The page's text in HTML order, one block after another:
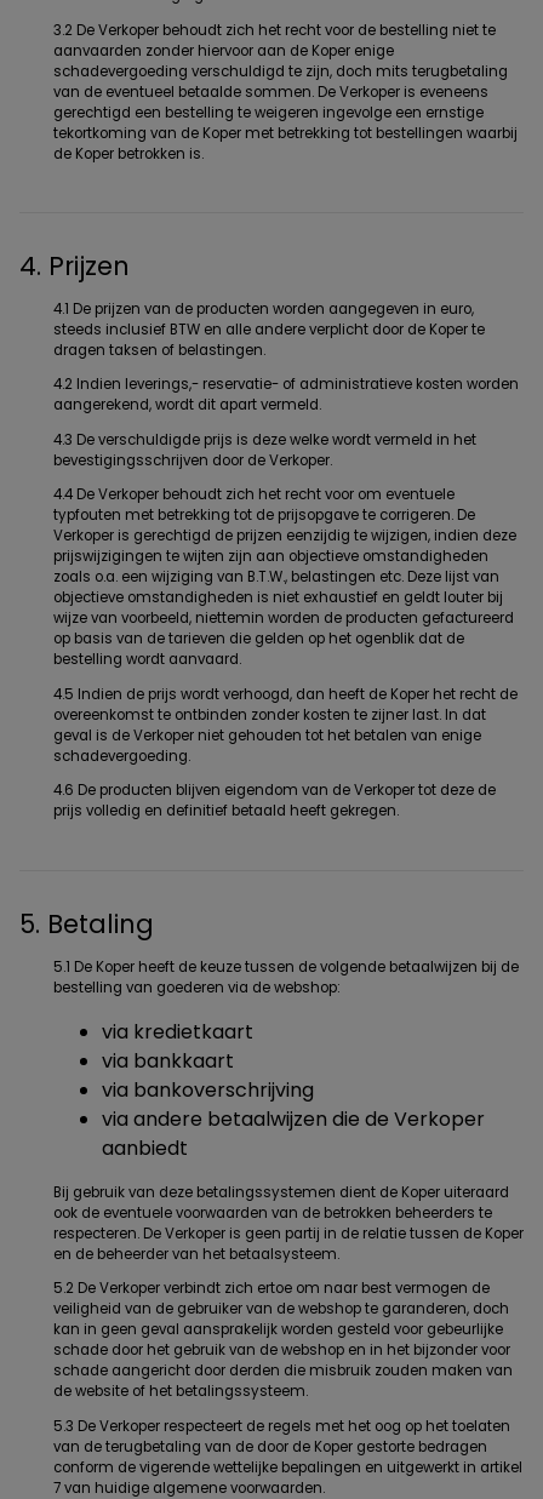
3.2 De Verkoper behoudt zich het recht voor de bestelling niet te
aanvaarden zonder hiervoor aan de Koper enige
schadevergoeding verschuldigd te zijn, doch mits terugbetaling
van de eventueel betaalde sommen. De Verkoper is eveneens
gerechtigd een bestelling te weigeren ingevolge een ernstige
tekortkoming van de Koper met betrekking tot bestellingen waarbij
de Koper betrokken is.
4. Prijzen
4.1 De prijzen van de producten worden aangegeven in euro,
steeds inclusief BTW en alle andere verplicht door de Koper te
dragen taksen of belastingen.
4.2 Indien leverings,- reservatie- of administratieve kosten worden
aangerekend, wordt dit apart vermeld.
4.3 De verschuldigde prijs is deze welke wordt vermeld in het
bevestigingsschrijven door de Verkoper.
4.4 De Verkoper behoudt zich het recht voor om eventuele
typfouten met betrekking tot de prijsopgave te corrigeren. De
Verkoper is gerechtigd de prijzen eenzijdig te wijzigen, indien deze
prijswijzigingen te wijten zijn aan objectieve omstandigheden
zoals o.a. een wijziging van B.T.W., belastingen etc. Deze lijst van
objectieve omstandigheden is niet exhaustief en geldt louter bij
wijze van voorbeeld, niettemin worden de producten gefactureerd
op basis van de tarieven die gelden op het ogenblik dat de
bestelling wordt aanvaard.
4.5 Indien de prijs wordt verhoogd, dan heeft de Koper het recht de
overeenkomst te ontbinden zonder kosten te zijner last. In dat
geval is de Verkoper niet gehouden tot het betalen van enige
schadevergoeding.
4.6 De producten blijven eigendom van de Verkoper tot deze de
prijs volledig en definitief betaald heeft gekregen.
5. Betaling
5.1 De Koper heeft de keuze tussen de volgende betaalwijzen bij de
bestelling van goederen via de webshop:
via kredietkaart
via bankkaart
via bankoverschrijving
via andere betaalwijzen die de Verkoper
aanbiedt
Bij gebruik van deze betalingssystemen dient de Koper uiteraard
ook de eventuele voorwaarden van de betrokken beheerders te
respecteren. De Verkoper is geen partij in de relatie tussen de Koper
en de beheerder van het betaalsysteem.
5.2 De Verkoper verbindt zich ertoe om naar best vermogen de
veiligheid van de gebruiker van de webshop te garanderen, doch
kan in geen geval aansprakelijk worden gesteld voor gebeurlijke
schade door het gebruik van de webshop en in het bijzonder voor
schade aangericht door derden die misbruik zouden maken van
de website of het betalingssysteem.
5.3 De Verkoper respecteert de regels met het oog op het toelaten
van de terugbetaling van de door de Koper gestorte bedragen
conform de vigerende wettelijke bepalingen en uitgewerkt in artikel
7 van huidige algemene voorwaarden.